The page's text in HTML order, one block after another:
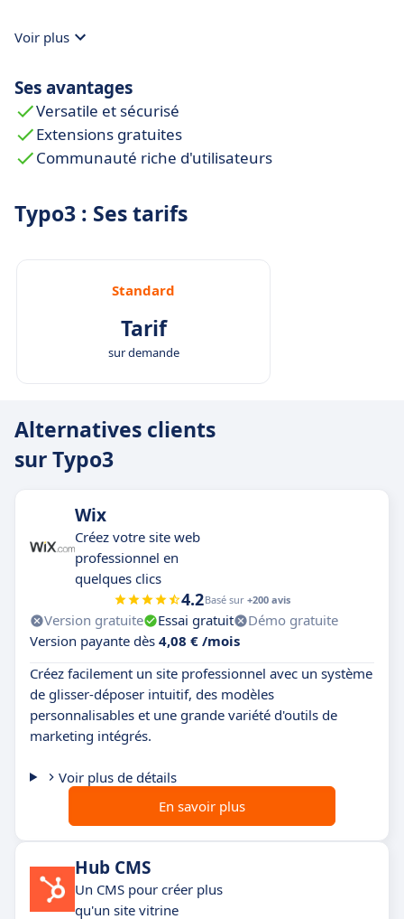
Voir plus
Ses avantages
Versatile et sécurisé
Extensions gratuites
Communauté riche d'utilisateurs
Typo3 : Ses tarifs
Standard
Tarif
sur demande
Alternatives clients
sur Typo3
Wix
Créez votre site web
professionnel en
quelques clics
4.2Basé sur +200 avis
Version gratuite Essai gratuit
Démo gratuite
Version payante dès 4,08 € /mois
Créez facilement un site professionnel avec un système
de glisser-déposer intuitif, des modèles
personnalisables et une grande variété d'outils de
marketing intégrés.
Voir plus de détails
En savoir plus
Hub CMS
Un CMS pour créer plus
qu'un site vitrine